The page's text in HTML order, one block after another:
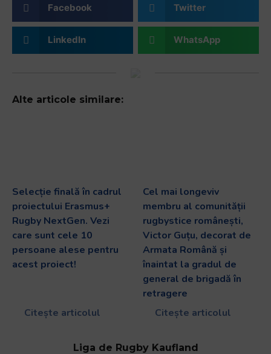
Facebook Twitter
LinkedIn WhatsApp
Alte articole similare:
Selecție finală în cadrul
proiectului Erasmus+
Rugby NextGen. Vezi
care sunt cele 10
persoane alese pentru
acest proiect!
Citește articolul
Cel mai longeviv
membru al comunității
rugbystice românești,
Victor Guțu, decorat de
Armata Română și
înaintat la gradul de
general de brigadă în
retragere
Citește articolul
Liga de Rugby Kaufland